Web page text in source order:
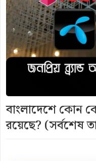
বাংলাদেশে কোন
রয়েছে? (সর্বশেষ